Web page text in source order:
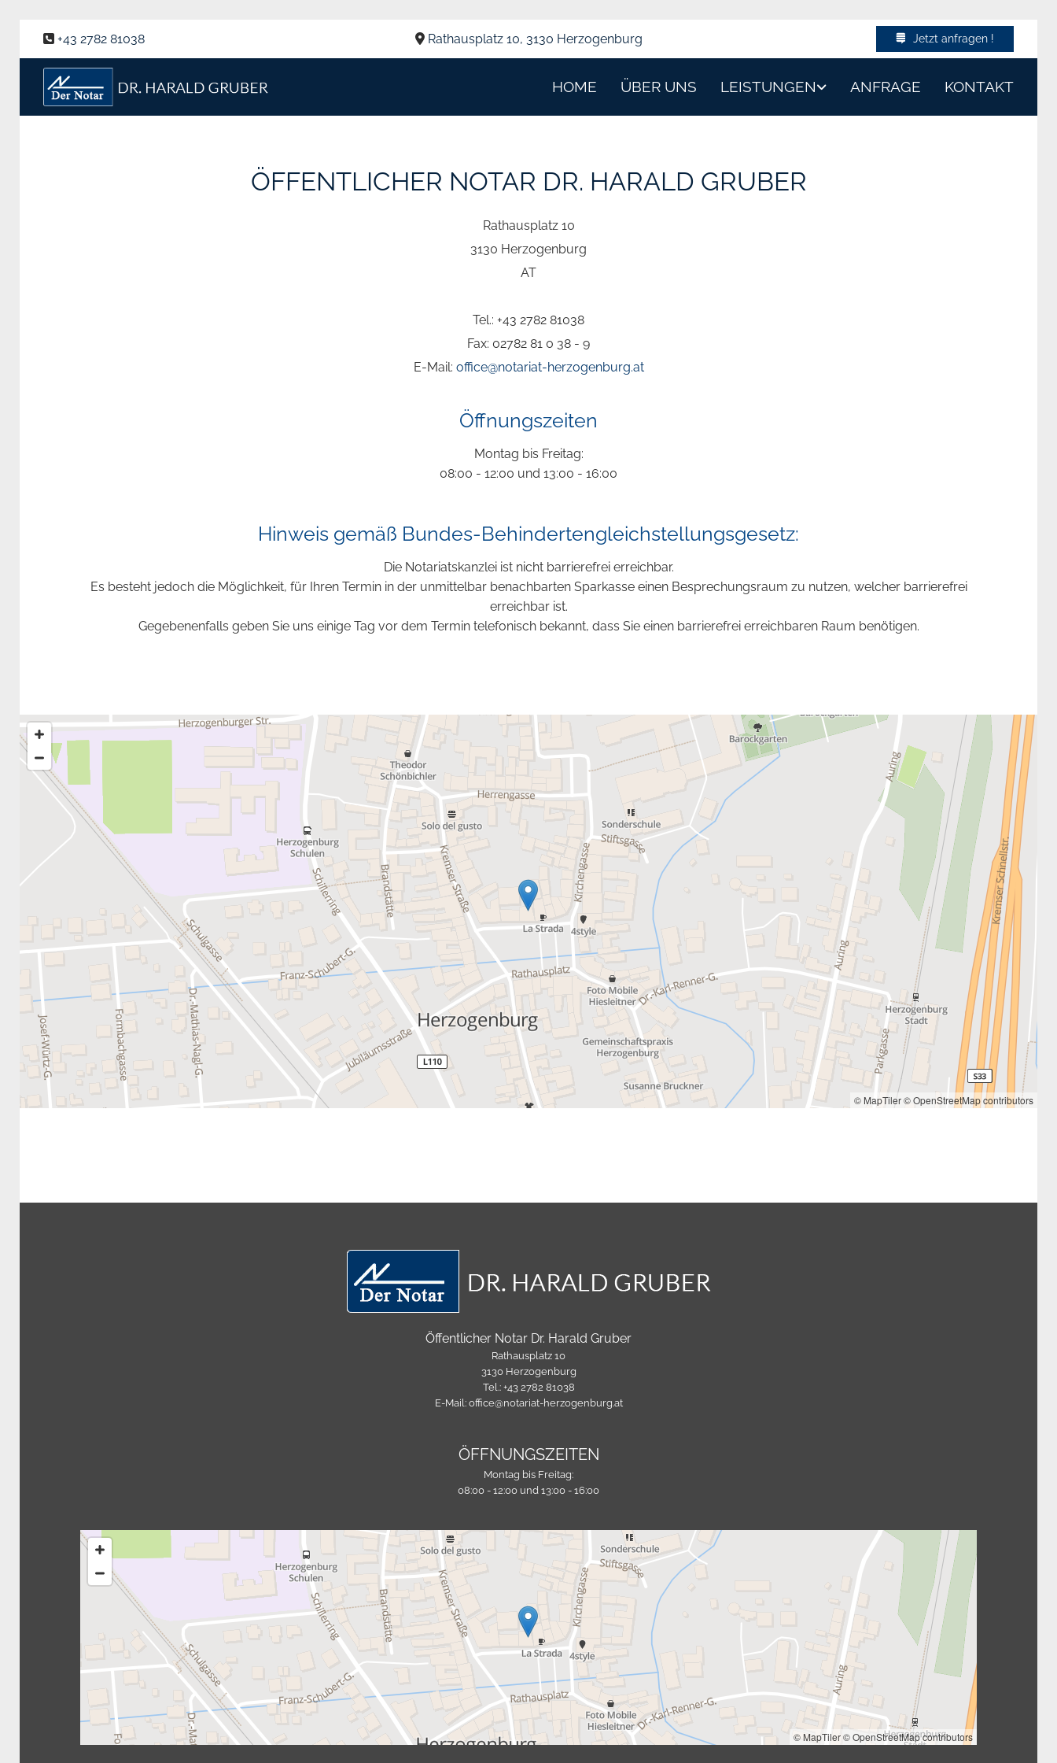
 +43 2782 81038  Rathausplatz 10, 3130 Herzogenburg Jetzt anfragen !
HOME ÜBER UNS LEISTUNGEN ANFRAGE KONTAKT
ÖFFENTLICHER NOTAR DR. HARALD GRUBER
Rathausplatz 10
3130 Herzogenburg
AT
Tel.: +43 2782 81038
Fax: 02782 81 0 38 - 9
E-Mail: office@notariat-herzogenburg.at
Öffnungszeiten
Montag bis Freitag:
08:00 - 12:00 und 13:00 - 16:00
Hinweis gemäß Bundes-Behindertengleichstellungsgesetz:
Die Notariatskanzlei ist nicht barrierefrei erreichbar.
Es besteht jedoch die Möglichkeit, für Ihren Termin in der unmittelbar benachbarten Sparkasse einen Besprechungsraum zu nutzen, welcher barrierefrei
erreichbar ist.
Gegebenenfalls geben Sie uns einige Tag vor dem Termin telefonisch bekannt, dass Sie einen barrierefrei erreichbaren Raum benötigen.
© MapTiler© OpenStreetMap contributors
Öffentlicher Notar Dr. Harald Gruber
Rathausplatz 10
3130 Herzogenburg
Tel.: +43 2782 81038
E-Mail: office@notariat-herzogenburg.at
ÖFFNUNGSZEITEN
Montag bis Freitag:
08:00 - 12:00 und 13:00 - 16:00
© MapTiler© OpenStreetMap contributors